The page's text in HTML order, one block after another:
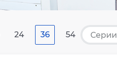
Серии
24 36 54